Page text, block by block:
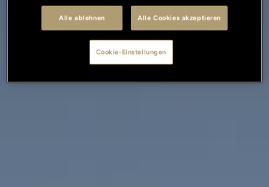
Alle ablehnen Alle Cookies akzeptieren
Cookie-Einstellungen